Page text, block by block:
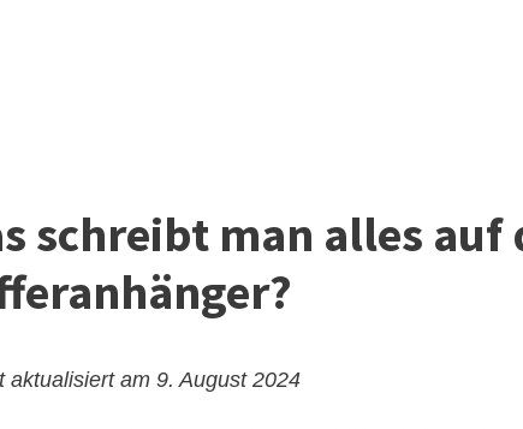
schreibt man alles auf
aktualisiert am 9. August 2024